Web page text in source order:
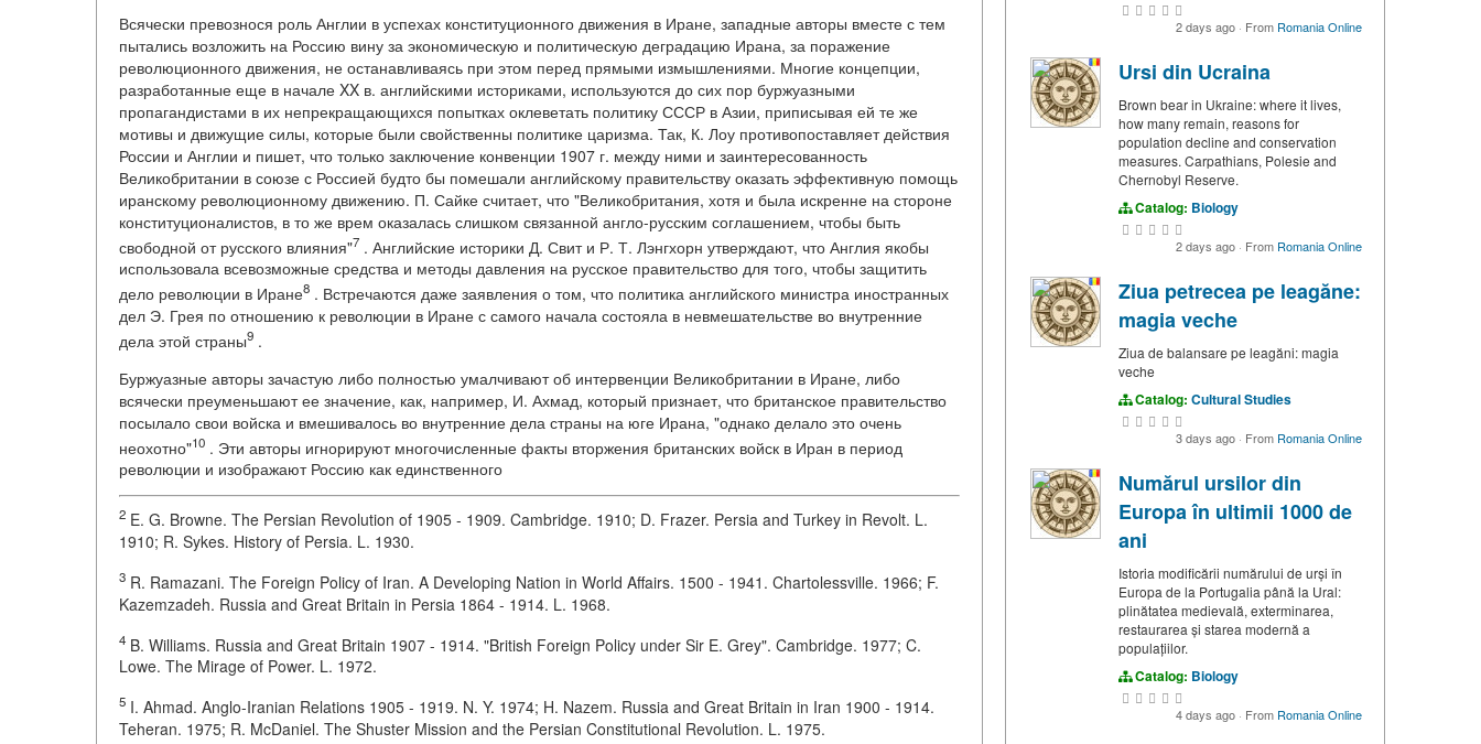
Всячески превознося роль Англии в успехах конституционного движения в Иране, западные авторы вместе с тем
пытались возложить на Россию вину за экономическую и политическую деградацию Ирана, за поражение
революционного движения, не останавливаясь при этом перед прямыми измышлениями. Многие концепции,
разработанные еще в начале XX в. английскими историками, используются до сих пор буржуазными
пропагандистами в их непрекращающихся попытках оклеветать политику СССР в Азии, приписывая ей те же
мотивы и движущие силы, которые были свойственны политике царизма. Так, К. Лоу противопоставляет действия
России и Англии и пишет, что только заключение конвенции 1907 г. между ними и заинтересованность
Великобритании в союзе с Россией будто бы помешали английскому правительству оказать эффективную помощь
иранскому революционному движению. П. Сайке считает, что "Великобритания, хотя и была искренне на стороне
конституционалистов, в то же врем оказалась слишком связанной англо-русским соглашением, чтобы быть
свободной от русского влияния"7 . Английские историки Д. Свит и Р. Т. Лэнгхорн утверждают, что Англия якобы
использовала всевозможные средства и методы давления на русское правительство для того, чтобы защитить
дело революции в Иране8 . Встречаются даже заявления о том, что политика английского министра иностранных
дел Э. Грея по отношению к революции в Иране с самого начала состояла в невмешательстве во внутренние
дела этой страны9 .
Буржуазные авторы зачастую либо полностью умалчивают об интервенции Великобритании в Иране, либо
всячески преуменьшают ее значение, как, например, И. Ахмад, который признает, что британское правительство
посылало свои войска и вмешивалось во внутренние дела страны на юге Ирана, "однако делало это очень
неохотно"10 . Эти авторы игнорируют многочисленные факты вторжения британских войск в Иран в период
революции и изображают Россию как единственного
2 E. G. Browne. The Persian Revolution of 1905 - 1909. Cambridge. 1910; D. Frazer. Persia and Turkey in Revolt. L.
1910; R. Sykes. History of Persia. L. 1930.
3 R. Ramazani. The Foreign Policy of Iran. A Developing Nation in World Affairs. 1500 - 1941. Chartolessville. 1966; F.
Kazemzadeh. Russia and Great Britain in Persia 1864 - 1914. L. 1968.
4 B. Williams. Russia and Great Britain 1907 - 1914. "British Foreign Policy under Sir E. Grey". Cambridge. 1977; C.
Lowe. The Mirage of Power. L. 1972.
5 I. Ahmad. Anglo-Iranian Relations 1905 - 1919. N. Y. 1974; H. Nazem. Russia and Great Britain in Iran 1900 - 1914.
Teheran. 1975; R. McDaniel. The Shuster Mission and the Persian Constitutional Revolution. L. 1975.
2 days ago · From Romania Online
Ursi din Ucraina
Brown bear in Ukraine: where it lives,
how many remain, reasons for
population decline and conservation
measures. Carpathians, Polesie and
Chernobyl Reserve.
Catalog: Biology
2 days ago · From Romania Online
Ziua petrecea pe leagăne:
magia veche
Ziua de balansare pe leagăni: magia
veche
Catalog: Cultural Studies
3 days ago · From Romania Online
Numărul ursilor din
Europa în ultimii 1000 de
ani
Istoria modificării numărului de urși în
Europa de la Portugalia până la Ural:
plinătatea medievală, exterminarea,
restaurarea și starea modernă a
populațiilor.
Catalog: Biology
4 days ago · From Romania Online